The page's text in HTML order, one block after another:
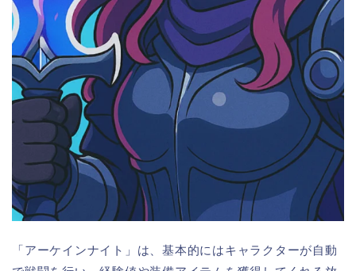
「アーケインナイト」は、基本的にはキャラクターが自動